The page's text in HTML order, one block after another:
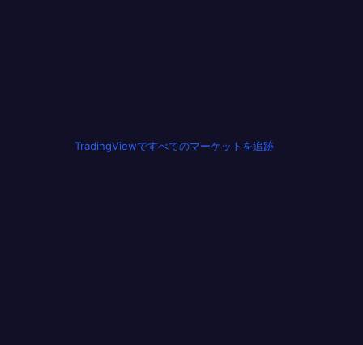
TradingViewですべてのマーケットを追跡